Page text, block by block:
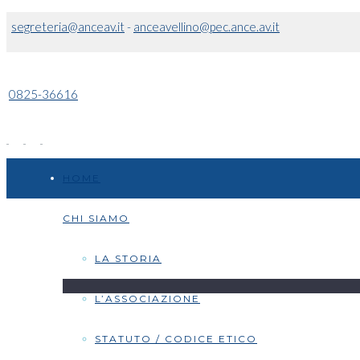
segreteria@anceav.it- anceavellino@pec.ance.av.it
0825-36616
CHI SIAMO
LA STORIA
L’ASSOCIAZIONE
STATUTO / CODICE ETICO